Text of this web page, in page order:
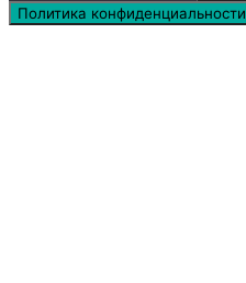
Политика конфиденциальности